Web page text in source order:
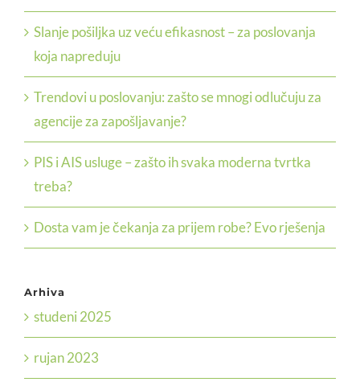
Slanje pošiljka uz veću efikasnost – za poslovanja
koja napreduju
Trendovi u poslovanju: zašto se mnogi odlučuju za
agencije za zapošljavanje?
PIS i AIS usluge – zašto ih svaka moderna tvrtka
treba?
Dosta vam je čekanja za prijem robe? Evo rješenja
Arhiva
studeni 2025
rujan 2023